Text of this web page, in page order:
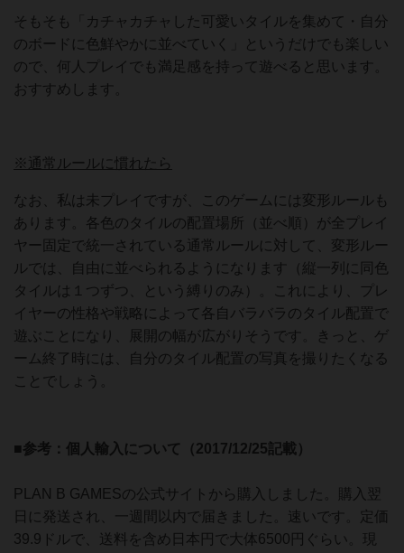
そもそも「カチャカチャした可愛いタイルを集めて・自分
のボードに色鮮やかに並べていく」というだけでも楽しい
ので、何人プレイでも満足感を持って遊べると思います。
おすすめします。
※通常ルールに慣れたら
なお、私は未プレイですが、このゲームには変形ルールも
あります。各色のタイルの配置場所（並べ順）が全プレイ
ヤー固定で統一されている通常ルールに対して、変形ルー
ルでは、自由に並べられるようになります（縦一列に同色
タイルは１つずつ、という縛りのみ）。これにより、プレ
イヤーの性格や戦略によって各自バラバラのタイル配置で
遊ぶことになり、展開の幅が広がりそうです。きっと、ゲ
ーム終了時には、自分のタイル配置の写真を撮りたくなる
ことでしょう。
■参考：個人輸入について（2017/12/25記載）
PLAN B GAMESの公式サイトから購入しました。購入翌
日に発送され、一週間以内で届きました。速いです。定価
39.9ドルで、送料を含め日本円で大体6500円ぐらい。現